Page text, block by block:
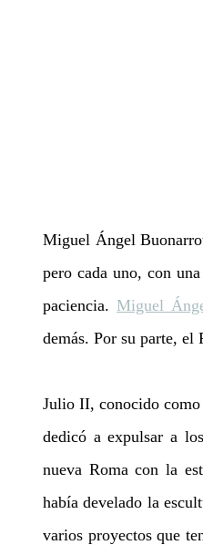
Miguel Ángel
pero cada uno, con
paciencia. Miguel
demás. Por su parte, el
Julio II, conocido como
dedicó a expulsar a
nueva Roma con la
había develado la
varios proyectos que